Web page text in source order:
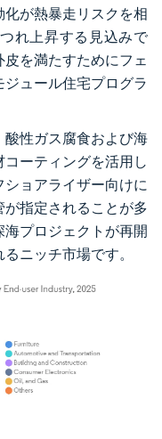
が熱暴走リスクを相
れ上昇する見込みで
を満たすためにフェ
ュール住宅プログラ
性ガス腐食および海
ーティングを活用し
ョアライザー向けに
指定されることが多
海プロジェクトが再開
ニッチ市場です。